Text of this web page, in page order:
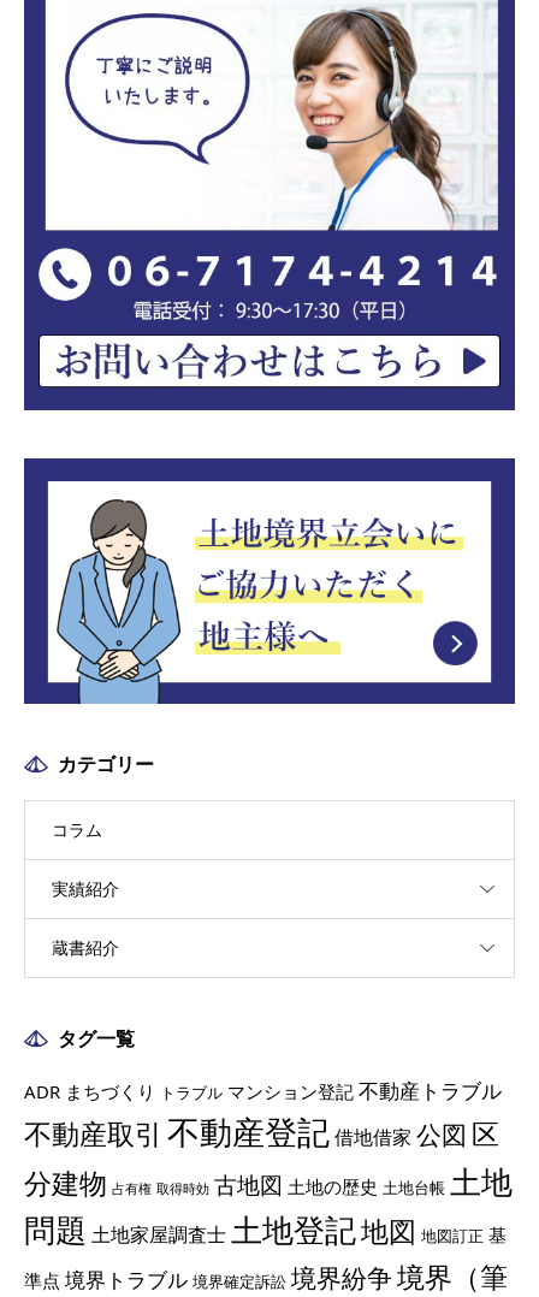
カテゴリー
コラム
実績紹介
蔵書紹介
タグ一覧
ADR まちづくり トラブル マンション登記 不動産トラブル
不動産取引 不動産登記借地借家 公図 区
分建物 占有権 取得時効 古地図 土地の歴史 土地台帳 土地
問題 土地家屋調査士土地登記地図 地図訂正 基
準点 境界トラブル 境界確定訴訟 境界紛争境界（筆